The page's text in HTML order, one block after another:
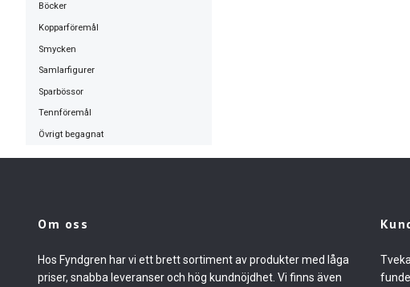
Böcker
Kopparföremål
Smycken
Samlarfigurer
Sparbössor
Tennföremål
Övrigt begagnat
Om oss
Hos Fyndgren har vi ett brett sortiment av produkter med låga
priser, snabba leveranser och hög kundnöjdhet. Vi finns även